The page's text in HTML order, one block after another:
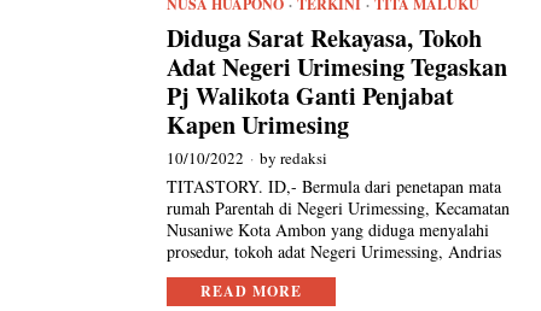
NUSA HUAPONO · TERKINI · TITA MALUKU
Diduga Sarat Rekayasa, Tokoh
Adat Negeri Urimesing Tegaskan
Pj Walikota Ganti Penjabat
Kapen Urimesing
10/10/2022 byredaksi
TITASTORY. ID,- Bermula dari penetapan mata
rumah Parentah di Negeri Urimessing, Kecamatan
Nusaniwe Kota Ambon yang diduga menyalahi
prosedur, tokoh adat Negeri Urimessing, Andrias
READ MORE